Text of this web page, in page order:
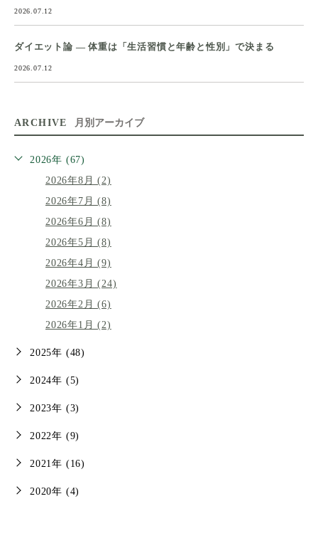
2026.07.12
ダイエット論 ― 体重は「生活習慣と年齢と性別」で決まる
2026.07.12
ARCHIVE 月別アーカイブ
2026年 (67)
2026年8月 (2)
2026年7月 (8)
2026年6月 (8)
2026年5月 (8)
2026年4月 (9)
2026年3月 (24)
2026年2月 (6)
2026年1月 (2)
2025年 (48)
2024年 (5)
2023年 (3)
2022年 (9)
2021年 (16)
2020年 (4)